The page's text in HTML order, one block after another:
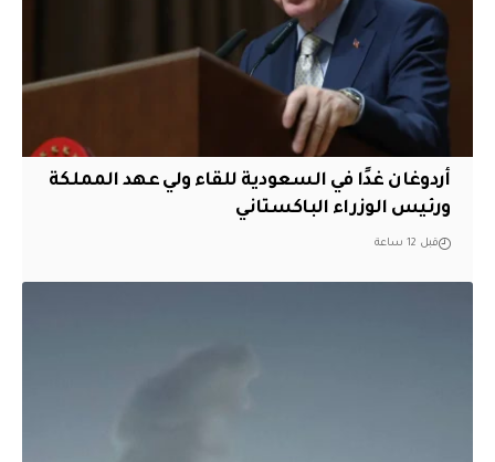
أردوغان غدًا في السعودية للقاء ولي عهد المملكة
ورئيس الوزراء الباكستاني
قبل 12 ساعة